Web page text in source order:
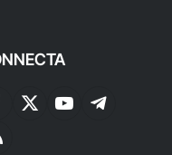
X
YouTubeTelegram